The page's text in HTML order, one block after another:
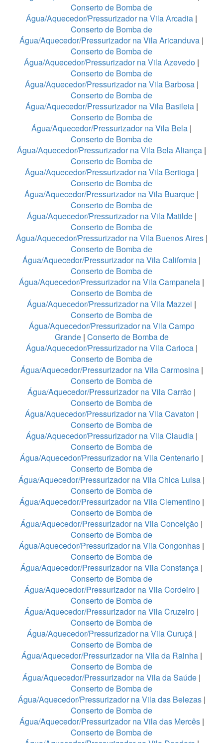
Conserto de Bomba de
Água/Aquecedor/Pressurizador na Vila Arcadia |
Conserto de Bomba de
Água/Aquecedor/Pressurizador na Vila Aricanduva |
Conserto de Bomba de
Água/Aquecedor/Pressurizador na Vila Azevedo |
Conserto de Bomba de
Água/Aquecedor/Pressurizador na Vila Barbosa|
Conserto de Bomba de
Água/Aquecedor/Pressurizador na Vila Basileia|
Conserto de Bomba de
Água/Aquecedor/Pressurizador na Vila Bela |
Conserto de Bomba de
Água/Aquecedor/Pressurizador na Vila Bela Aliança |
Conserto de Bomba de
Água/Aquecedor/Pressurizador na Vila Bertioga|
Conserto de Bomba de
Água/Aquecedor/Pressurizador na Vila Buarque |
Conserto de Bomba de
Água/Aquecedor/Pressurizador na Vila Matilde|
Conserto de Bomba de
Água/Aquecedor/Pressurizador na Vila Buenos Aires|
Conserto de Bomba de
Água/Aquecedor/Pressurizador na Vila California |
Conserto de Bomba de
Água/Aquecedor/Pressurizador na Vila Campanela |
Conserto de Bomba de
Água/Aquecedor/Pressurizador na Vila Mazzei |
Conserto de Bomba de
Água/Aquecedor/Pressurizador na Vila Campo
Grande| Conserto de Bomba de
Água/Aquecedor/Pressurizador na Vila Carioca|
Conserto de Bomba de
Água/Aquecedor/Pressurizador na Vila Carmosina|
Conserto de Bomba de
Água/Aquecedor/Pressurizador na Vila Carrão |
Conserto de Bomba de
Água/Aquecedor/Pressurizador na Vila Cavaton |
Conserto de Bomba de
Água/Aquecedor/Pressurizador na Vila Claudia|
Conserto de Bomba de
Água/Aquecedor/Pressurizador na Vila Centenario |
Conserto de Bomba de
Água/Aquecedor/Pressurizador na Vila Chica Luisa |
Conserto de Bomba de
Água/Aquecedor/Pressurizador na Vila Clementino|
Conserto de Bomba de
Água/Aquecedor/Pressurizador na Vila Conceição |
Conserto de Bomba de
Água/Aquecedor/Pressurizador na Vila Congonhas |
Conserto de Bomba de
Água/Aquecedor/Pressurizador na Vila Constança |
Conserto de Bomba de
Água/Aquecedor/Pressurizador na Vila Cordeiro|
Conserto de Bomba de
Água/Aquecedor/Pressurizador na Vila Cruzeiro |
Conserto de Bomba de
Água/Aquecedor/Pressurizador na Vila Curuçá |
Conserto de Bomba de
Água/Aquecedor/Pressurizador na Vila da Rainha |
Conserto de Bomba de
Água/Aquecedor/Pressurizador na Vila da Saúde |
Conserto de Bomba de
Água/Aquecedor/Pressurizador na Vila das Belezas|
Conserto de Bomba de
Água/Aquecedor/Pressurizador na Vila das Mercês|
Conserto de Bomba de